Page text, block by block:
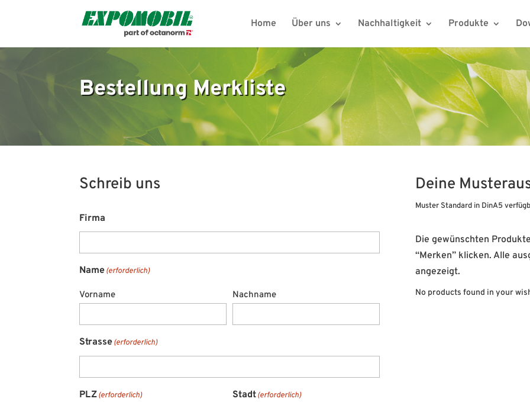
Home Über uns Nachhaltigkeit Produkte
Bestellung Merkliste
Schreib uns
Firma
Name(erforderlich)
Vorname Nachname
Strasse(erforderlich)
PLZ(erforderlich) Stadt(erforderlich)
Deine
Muster Standard in DinA5
Die gewünschten
“Merken” klicken. Alle
angezeigt.
No products found in your